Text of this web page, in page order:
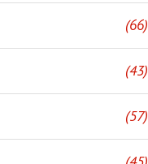
(66)
(43)
(57)